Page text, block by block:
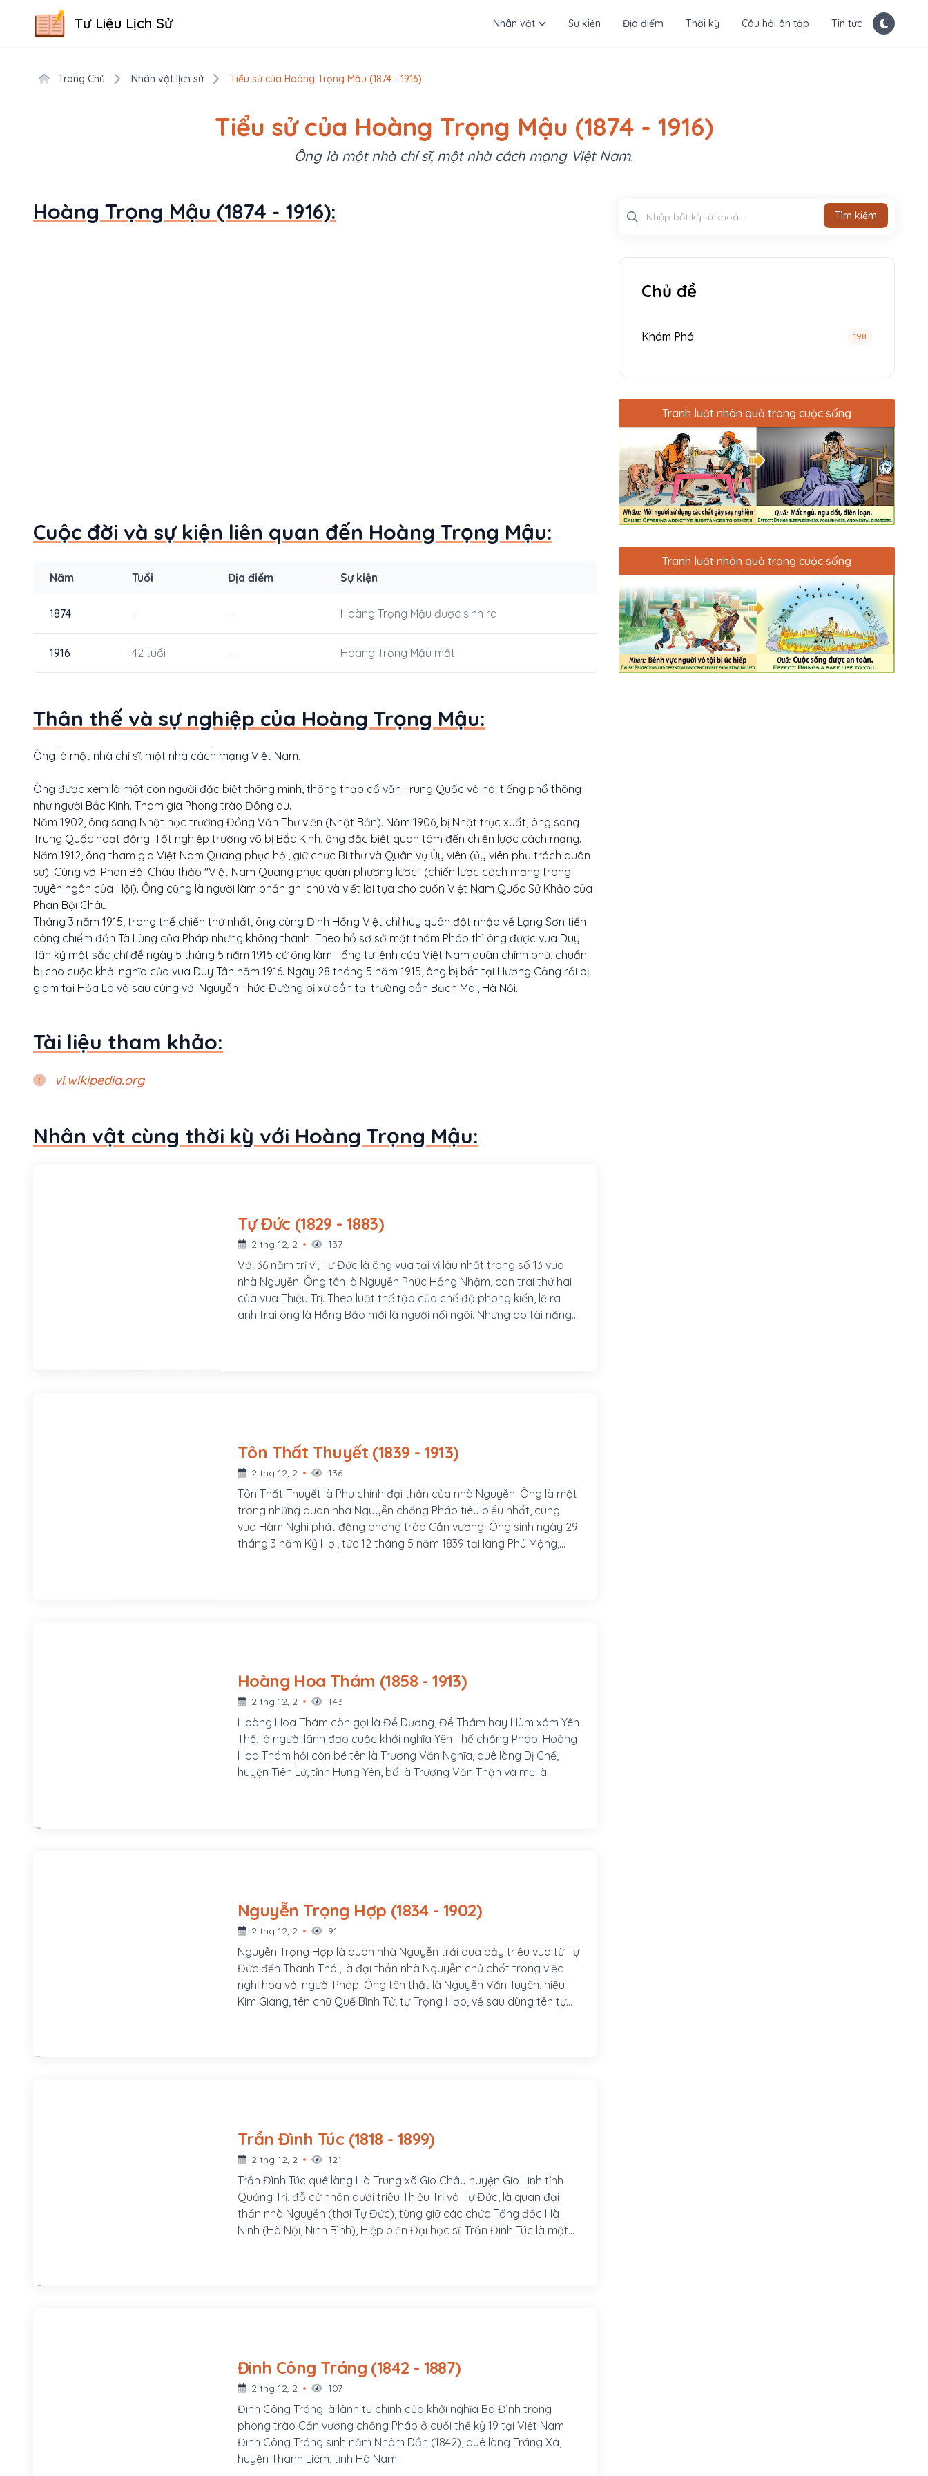
Tư Liệu Lịch Sử Nhân vật Sự kiện Địa điểm Thời kỳ Câu hỏi ôn tập Tin tức
Trang Chủ Nhân vật lịch sử Tiểu sử của Hoàng Trọng Mậu (1874 - 1916)
Tiểu sử của Hoàng Trọng Mậu (1874 - 1916)
Ông là một nhà chí sĩ, một nhà cách mạng Việt Nam.
Hoàng Trọng Mậu (1874 - 1916):
Cuộc đời và sự kiện liên quan đến Hoàng Trọng Mậu:
Năm Tuổi Địa điểm Sự kiện
1874 ... ... Hoàng Trọng Mậu được sinh ra
1916 42 tuổi ... Hoàng Trọng Mậu mất
Thân thế và sự nghiệp của Hoàng Trọng Mậu:
Ông là một nhà chí sĩ, một nhà cách mạng Việt Nam.
Ông được xem là một con người đặc biệt thông minh, thông thạo cổ văn Trung Quốc và nói tiếng phổ thông
như người Bắc Kinh. Tham gia Phong trào Đông du.
Năm 1902, ông sang Nhật học trường Đồng Văn Thư viện (Nhật Bản). Năm 1906, bị Nhật trục xuất, ông sang
Trung Quốc hoạt động. Tốt nghiệp trường võ bị Bắc Kinh, ông đặc biệt quan tâm đến chiến lược cách mạng.
Năm 1912, ông tham gia Việt Nam Quang phục hội, giữ chức Bí thư và Quân vụ Ủy viên (ủy viên phụ trách quân
sự). Cùng với Phan Bội Châu thảo "Việt Nam Quang phục quân phương lược" (chiến lược cách mạng trong
tuyên ngôn của Hội). Ông cũng là người làm phần ghi chú và viết lời tựa cho cuốn Việt Nam Quốc Sử Khảo của
Phan Bội Châu.
Tháng 3 năm 1915, trong thế chiến thứ nhất, ông cùng Đinh Hồng Việt chỉ huy quân đột nhập về Lạng Sơn tiến
công chiếm đồn Tà Lùng của Pháp nhưng không thành. Theo hồ sơ sở mật thám Pháp thì ông được vua Duy
Tân ký một sắc chỉ đề ngày 5 tháng 5 năm 1915 cử ông làm Tổng tư lệnh của Việt Nam quân chính phủ, chuẩn
bị cho cuộc khởi nghĩa của vua Duy Tân năm 1916. Ngày 28 tháng 5 năm 1915, ông bị bắt tại Hương Cảng rồi bị
giam tại Hỏa Lò và sau cùng với Nguyễn Thức Đường bị xử bắn tại trường bắn Bạch Mai, Hà Nội.
Tài liệu tham khảo:
vi.wikipedia.org
Nhân vật cùng thời kỳ với Hoàng Trọng Mậu:
Tự Đức (1829 - 1883)
2 thg 12, 2 137
Với 36 năm trị vì, Tự Đức là ông vua tại vị lâu nhất trong số 13 vua
nhà Nguyễn. Ông tên là Nguyễn Phúc Hồng Nhậm, con trai thứ hai
của vua Thiệu Trị. Theo luật thế tập của chế độ phong kiến, lẽ ra
anh trai ông là Hồng Bảo mới là người nối ngôi. Nhưng do tài năng
Tôn Thất Thuyết (1839 - 1913)
2 thg 12, 2 136
Tôn Thất Thuyết là Phụ chính đại thần của nhà Nguyễn. Ông là một
trong những quan nhà Nguyễn chống Pháp tiêu biểu nhất, cùng
vua Hàm Nghi phát động phong trào Cần vương. Ông sinh ngày 29
tháng 3 năm Kỷ Hợi, tức 12 tháng 5 năm 1839 tại làng Phú Mộng,
Hoàng Hoa Thám (1858 - 1913)
2 thg 12, 2 143
Hoàng Hoa Thám còn gọi là Đề Dương, Đề Thám hay Hùm xám Yên
Thế, là người lãnh đạo cuộc khởi nghĩa Yên Thế chống Pháp. Hoàng
Hoa Thám hồi còn bé tên là Trương Văn Nghĩa, quê làng Dị Chế,
huyện Tiên Lữ, tỉnh Hưng Yên, bố là Trương Văn Thận và mẹ là
Nguyễn Trọng Hợp (1834 - 1902)
2 thg 12, 2 91
Nguyễn Trọng Hợp là quan nhà Nguyễn trải qua bảy triều vua từ Tự
Đức đến Thành Thái, là đại thần nhà Nguyễn chủ chốt trong việc
nghị hòa với người Pháp. Ông tên thật là Nguyễn Văn Tuyên, hiệu
Kim Giang, tên chữ Quế Bình Tử, tự Trọng Hợp, về sau dùng tên tự
Trần Đình Túc (1818 - 1899)
2 thg 12, 2 121
Trần Đình Túc quê làng Hà Trung xã Gio Châu huyện Gio Linh tỉnh
Quảng Trị, đỗ cử nhân dưới triều Thiệu Trị và Tự Đức, là quan đại
thần nhà Nguyễn (thời Tự Đức), từng giữ các chức Tổng đốc Hà
Ninh (Hà Nội, Ninh Bình), Hiệp biện Đại học sĩ. Trần Đình Túc là một
Đinh Công Tráng (1842 - 1887)
2 thg 12, 2 107
Đinh Công Tráng là lãnh tụ chính của khởi nghĩa Ba Đình trong
phong trào Cần vương chống Pháp ở cuối thế kỷ 19 tại Việt Nam.
Đinh Công Tráng sinh năm Nhâm Dần (1842), quê làng Tráng Xá,
huyện Thanh Liêm, tỉnh Hà Nam.
Tìm kiếm
Chủ đề
Khám Phá 198
Tranh luật nhân quả trong cuộc sống
Tranh luật nhân quả trong cuộc sống